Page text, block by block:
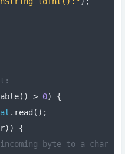
() > 0)
{
. read ();
))
{
byte to a char